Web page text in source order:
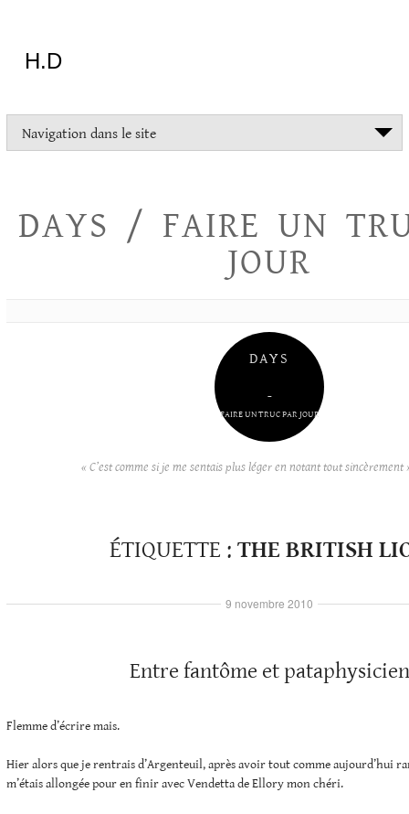
H.D
tout
essayer
Navigation dans le site
DAYS / FAIRE UN
JOUR
DAYS
–
FAIRE UN TRUC PAR JOUR
« C’est comme si je me sentais plus léger en notant tout sincèrement
ÉTIQUETTE : THE BRITISH
Entre fantôme et pataphysicien
Flemme d’écrire mais.
Hier alors que je rentrais d’Argenteuil, après avoir tout comme aujourd’hui
m’étais allongée pour en finir avec Vendetta de Ellory mon chéri.
9 novembre 2010